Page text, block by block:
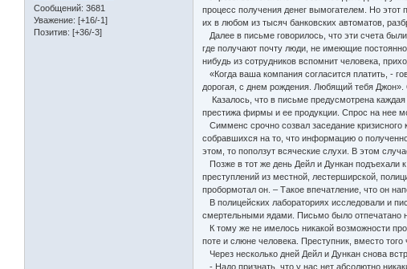
Сообщений: 3681
Уважение: [+16/-1]
Позитив: [+36/-3]
процесс получения денег вымогателем. Но этот
их в любом из тысяч банковских автоматов,
Далее в письме говорилось, что эти счета
где получают почту люди, не имеющие
нибудь из сотрудников вспомнит человека,
«Когда ваша компания согласится платить, -
дорогая, с днем рождения. Любящий тебя
Казалось, что в письме предусмотрена
престижа фирмы и ее продукции. Спрос на нее
Симменс срочно созвал заседание
собравшихся на то, что информацию о
этом, то поползут всяческие слухи. В этом
Позже в тот же день Дейл и Дункан подъехали
преступлений из местной, лестерширской,
пробормотал он. – Такое впечатление, что он
В полицейских лабораториях исследовали и
смертельными ядами. Письмо было отпечатано
К тому же не имелось никакой возможности
поте и слюне человека. Преступник, вместо
Через несколько дней Дейл и Дункан снова
- Надо признать, что у нас нет абсолютно